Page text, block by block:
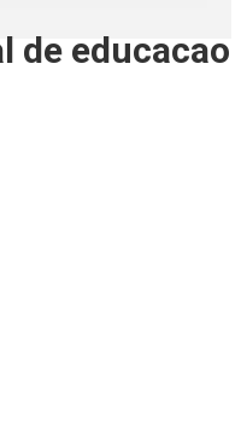
de educacao